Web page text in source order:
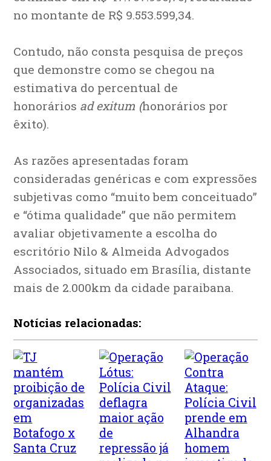
no montante de R$ 9.553.599,34.
Contudo, não consta pesquisa de preços
que demonstre como se chegou na
estimativa do percentual de
honorários ad exitum (honorários por
êxito).
As razões apresentadas foram
consideradas genéricas e com expressões
subjetivas como “muito bem conceituado”
e “ótima qualidade” que não permitem
avaliar objetivamente a escolha do
escritório Nilo & Almeida Advogados
Associados, situado em Brasília, distante
mais de 2.000km da cidade paraibana.
Notícias relacionadas: